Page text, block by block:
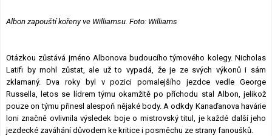
Albon zapouští kořeny ve Williamsu. Foto: Williams
Otázkou zůstává jméno Albonova budoucího týmového kolegy. Nicholas
Latifi by mohl zůstat, ale už to vypadá, že je ze svých výkonů i sám
zklamaný. Dva roky byl v pozici pomalejšího jezdce vedle George
Russella, letos se lídrem týmu okamžitě po příchodu stal Albon, jelikož
pouze on týmu přinesl alespoň nějaké body. A odkdy Kanaďanova havárie
loni značně ovlivnila výsledek boje o mistrovský titul, je každé další jeho
jezdecké zaváhání důvodem ke kritice i posměchu ze strany fanoušků.